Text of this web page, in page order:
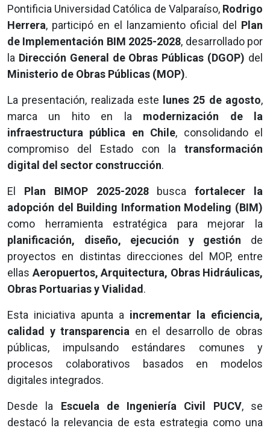
Pontificia Universidad Católica de Valparaíso, Rodrigo
Herrera, participó en el lanzamiento oficial del Plan
de Implementación BIM 2025-2028, desarrollado por
la Dirección General de Obras Públicas (DGOP) del
Ministerio de Obras Públicas (MOP).
La presentación, realizada este lunes 25 de agosto,
marca un hito en la modernización de la
infraestructura pública en Chile, consolidando el
compromiso del Estado con la transformación
digital del sector construcción.
El Plan BIMOP 2025-2028buscafortalecer la
adopción del Building Information Modeling (BIM)
como herramienta estratégica para mejorar la
planificación, diseño, ejecución y gestión de
proyectos en distintas direcciones del MOP, entre
ellas Aeropuertos, Arquitectura, Obras Hidráulicas,
Obras Portuarias y Vialidad .
Esta iniciativa apunta a incrementar la eficiencia,
calidad y transparencia en el desarrollo de obras
públicas, impulsando estándares comunes y
procesos colaborativos basados en modelos
digitales integrados.
Desde la Escuela de Ingeniería Civil PUCV, se
destacó la relevancia de esta estrategia como una